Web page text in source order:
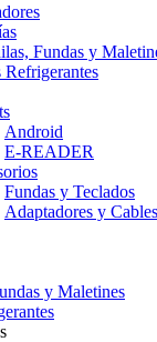
Fundas y
Refrigerantes
Android
E-READER
Fundas y Teclados
Adaptadores y Cables
y Maletines